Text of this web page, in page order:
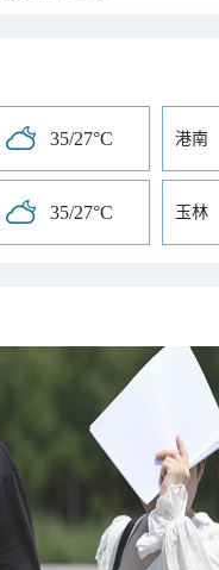
35/27°C 港南
35/27°C 玉林